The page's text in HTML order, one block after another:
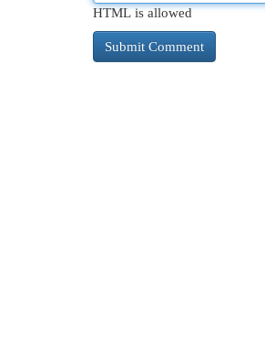
HTML is allowed